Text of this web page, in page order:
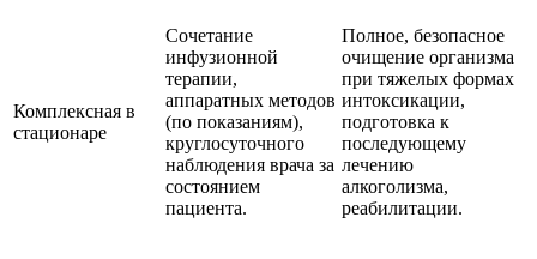
Комплексная в
стационаре
Сочетание
инфузионной
терапии,
аппаратных методов
(по показаниям),
круглосуточного
наблюдения врача за
состоянием
пациента.
Полное, безопасное
очищение организма
при тяжелых формах
интоксикации,
подготовка к
последующему
лечению
алкоголизма,
реабилитации.